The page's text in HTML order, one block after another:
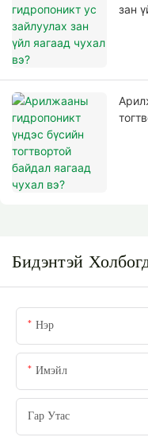
зан
Бидэнтэй
Нэр
Имэйл
Гар Утас